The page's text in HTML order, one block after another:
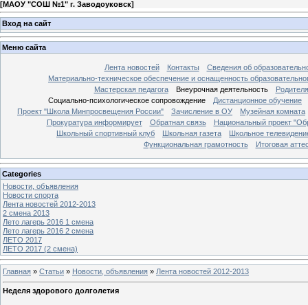
[МАОУ "СОШ №1" г. Заводоуковск]
Вход на сайт
Меню сайта
Лента новостей Контакты
Сведения об
Материально-техническое обеспечение и оснащенность
Мастерская педагога
Внеурочная деятельность
Социально-психологическое сопровождение
Дистанционное обучение
Проект "Школа Минпросвещения России"
Зачисление в ОУ
Музейная комната
Прокуратура информирует
Обратная связь
Национальный проект
Школьный спортивный клуб
Школьная газета
Школьное
Функциональная грамотность
Итоговая
Categories
Новости, объявления
Новости спорта
Лента новостей 2012-2013
2 смена 2013
Лето лагерь 2016 1 смена
Лето лагерь 2016 2 смена
ЛЕТО 2017
ЛЕТО 2017 (2 смена)
Главная » Статьи » Новости, объявления » Лента новостей 2012-2013
Неделя здорового долголетия